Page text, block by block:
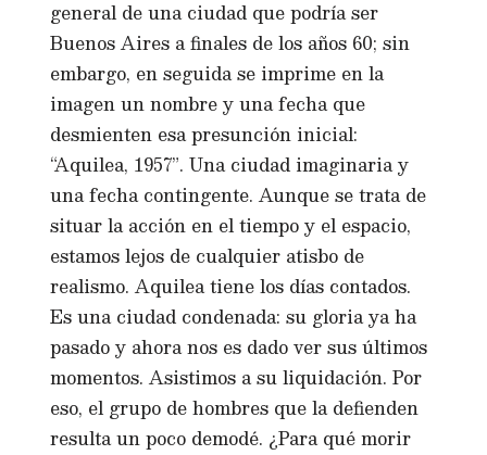
general de una ciudad que podría ser
Buenos Aires a finales de los años 60; sin
embargo, en seguida se imprime en la
imagen un nombre y una fecha que
desmienten esa presunción inicial:
“Aquilea, 1957”. Una ciudad imaginaria y
una fecha contingente. Aunque se trata de
situar la acción en el tiempo y el espacio,
estamos lejos de cualquier atisbo de
realismo. Aquilea tiene los días contados.
Es una ciudad condenada: su gloria ya ha
pasado y ahora nos es dado ver sus últimos
momentos. Asistimos a su liquidación. Por
eso, el grupo de hombres que la defienden
resulta un poco demodé. ¿Para qué morir